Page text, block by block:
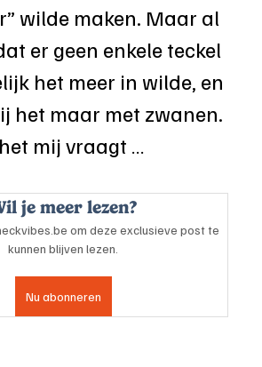
wilde maken. Maar al
er geen enkele teckel
het meer in wilde, en
het maar met zwanen.
mij vraagt …
je meer lezen?
om deze exclusieve post te
kunnen blijven lezen.
Nu abonneren